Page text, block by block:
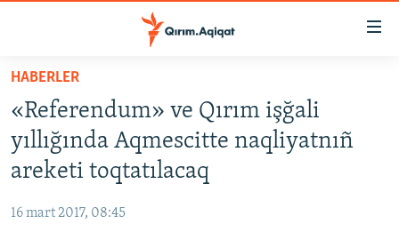
Esas
qaytmaq
Baş
navigatsiyağa
qaytmaq
Qıdıruvğa
HABERLER
SİYASET
İQTİSADİYAT
MEDENİYET
HABERLER
«Referendum» ve Qırım işğali
yıllığında Aqmescitte naqliyatnıñ
areketi toqtatılacaq
16 mart 2017, 08:45